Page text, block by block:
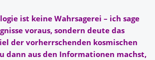
ist keine Wahrsagerei – ich sage
voraus, sondern deute das
der vorherrschenden kosmischen
dann aus den Informationen machst,